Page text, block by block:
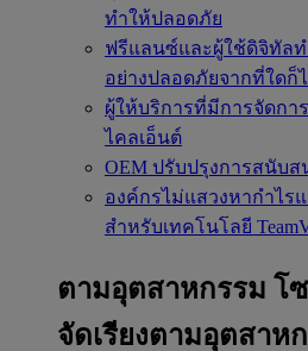
ทำให้ปลอดภัย
ฟรีแลนซ์และผู้ใช้ดิจิทัล
อย่างปลอดภัยจากที่ใดก็
ผู้ให้บริการที่มีการจัดการ
ไคลเอ็นต์
OEM ปรับปรุงการสนับส
องค์กรไม่แสวงหากำไร
สำหรับเทคโนโลยี
ตามอุตสาหกรรม โ
จัดเรียงตามอุตสาห